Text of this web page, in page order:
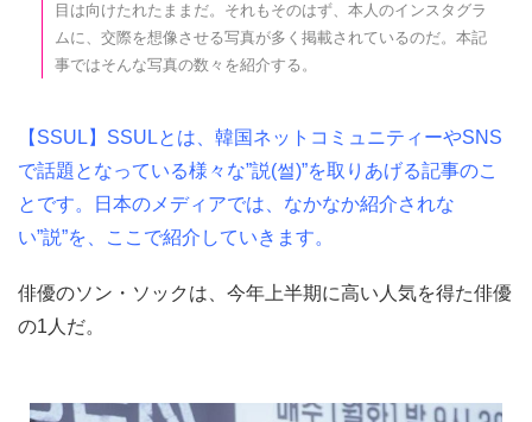
目は向けたれたままだ。それもそのはず、本人のインスタグラ
ムに、交際を想像させる写真が多く掲載されているのだ。本記
事ではそんな写真の数々を紹介する。
【SSUL】SSULとは、韓国ネットコミュニティーやSNS
で話題となっている様々な”説(썰)”を取りあげる記事のこ
とです。日本のメディアでは、なかなか紹介されな
い”説”を、ここで紹介していきます。
俳優のソン・ソックは、今年上半期に高い人気を得た俳優
の1人だ。